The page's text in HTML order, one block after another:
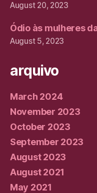
August 20, 2023
Ódio às mulheres
August 5, 2023
arquivo
March 2024
November 2023
October 2023
September 2023
August 2023
August 2021
May 2021